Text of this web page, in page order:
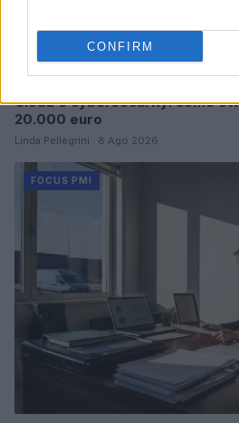
CONFIRM
Cloud e cybersecurity: come
20.000 euro
Linda Pellegrini · 8 Ago 2026
FOCUS PMI